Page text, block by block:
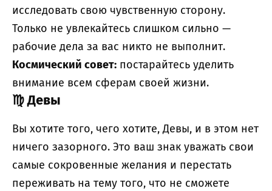
исследовать свою чувственную сторону.
Только не увлекайтесь слишком сильно —
рабочие дела за вас никто не выполнит.
Космический совет: постарайтесь уделить
внимание всем сферам своей жизни.
♍Девы
Вы хотите того, чего хотите, Девы, и в этом нет
ничего зазорного. Это ваш знак уважать свои
самые сокровенные желания и перестать
переживать на тему того, что не сможете